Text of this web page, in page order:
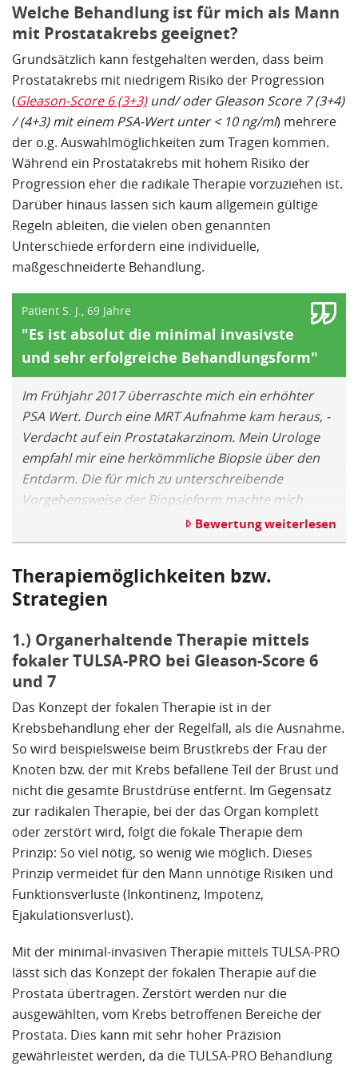
Welche Behandlung ist für mich als Mann
mit Prostatakrebs geeignet?
Grundsätzlich kann festgehalten werden, dass beim
Prostatakrebs mit niedrigem Risiko der Progression
(Gleason-Score 6 (3+3)und/ oder Gleason Score 7 (3+4)
/ (4+3) mit einem PSA-Wert unter < 10 ng/ml) mehrere
der o.g. Auswahlmöglichkeiten zum Tragen kommen.
Während ein Prostatakrebs mit hohem Risiko der
Progression eher die radikale Therapie vorzuziehen ist.
Darüber hinaus lassen sich kaum allgemein gültige
Regeln ableiten, die vielen oben genannten
Unterschiede erfordern eine individuelle,
maßgeschneiderte Behandlung.
Patient S. J., 69 Jahre
"Es ist absolut die minimal invasivste
und sehr erfolgreiche Behandlungsform"
Im Frühjahr 2017 überraschte mich ein erhöhter
PSA Wert. Durch eine MRT Aufnahme kam heraus, -
Verdacht auf ein Prostatakarzinom. Mein Urologe
empfahl mir eine herkömmliche Biopsie über den
Entdarm. Die für mich zu unterschreibende
Vorgehensweise der Biopsieform machte mich
etwas nachdenklich. Darauf hin machte ich mich
erst mal schlau über die unterschiedlichen
mal konservativ biopsiert wurde, allerdings
zunächst ohne Erfolg, obwohl sein PSA Wert
durch einen Bekannten auf die Alta – Klink. Dort ist
auf Anhieb sein Prostatakrebs gefunden worden.
Diese 3D gesteuerte Biopsieform überzeugte mich
und ließ mich auch dort mit Erfolg biopsieren. Der
Befund war ein Adenocarzinom mit einem Gleason-
Score 7(3+4) die 4 mit 15%.
Die Alta Klink unter der Führung des Herrn Dr.
Lumiani praktiziert inzwischen eine erweiterte
Methode der HIFU Behandlung, die sogenannte
TULSA Pro Behandlung. Nach einem
Beratungsgespräch mit Herrn Dr. Lumiani unterzog
ich mich dieser inzwischen sehr erfolgreichen
Behandlungsform zur Beseitigung eines
unterzog ich mich dem Eingriff (OP). Weil bei mir das
Karzinom ziemlich groß war dauerte diese ca. 50
Min. Bereits um 16 Uhr lief ich unter Aufsicht in die
400m entfernte Bettenklinik. Am nächsten Tag
wurde ich bereits entlassen. Es ist absolut die
minimal invasivste und sehr erfolgreiche
Bewertung weiterlesen
Therapiemöglichkeiten bzw.
Strategien
1.) Organerhaltende Therapie mittels
fokaler TULSA-PRO bei Gleason-Score 6
und 7
Das Konzept der fokalen Therapie ist in der
Krebsbehandlung eher der Regelfall, als die Ausnahme.
So wird beispielsweise beim Brustkrebs der Frau der
Knoten bzw. der mit Krebs befallene Teil der Brust und
nicht die gesamte Brustdrüse entfernt. Im Gegensatz
zur radikalen Therapie, bei der das Organ komplett
oder zerstört wird, folgt die fokale Therapie dem
Prinzip: So viel nötig, so wenig wie möglich. Dieses
Prinzip vermeidet für den Mann unnötige Risiken und
Funktionsverluste (Inkontinenz, Impotenz,
Ejakulationsverlust).
Mit der minimal-invasiven Therapie mittels TULSA-PRO
lässt sich das Konzept der fokalen Therapie auf die
Prostata übertragen. Zerstört werden nur die
ausgewählten, vom Krebs betroffenen Bereiche der
Prostata. Dies kann mit sehr hoher Präzision
gewährleistet werden, da die TULSA-PRO Behandlung